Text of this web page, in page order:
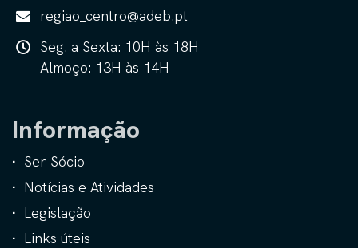
regiao_centro@adeb.pt
Seg. a Sexta: 10H às 18H
Almoço: 13H às 14H
Informação
Ser Sócio
Notícias e Atividades
Legislação
Links úteis